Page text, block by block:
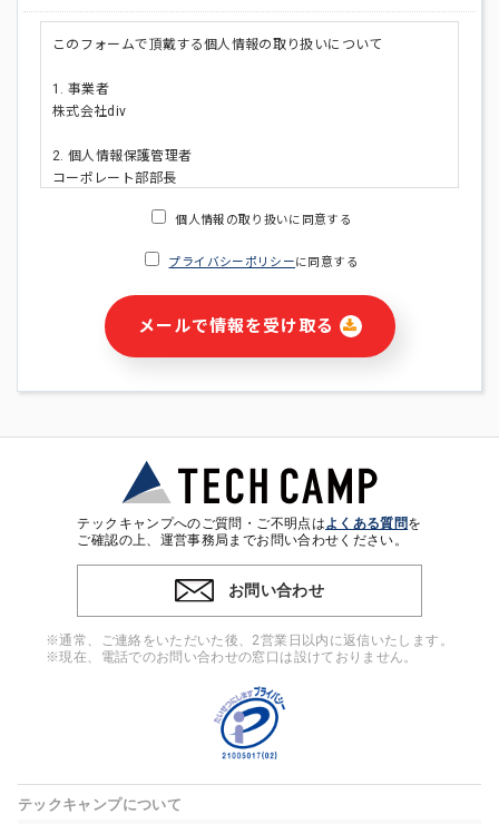
このフォームで頂戴する個人情報の取り扱いについて
1. 事業者
株式会社div
2. 個人情報保護管理者
コーポレート部部長
・ご請求された資料の送付のため
・本サービス及び本サービスに関連する情報(当社及び第三者の
サービス又は商品等の広告配信・宣伝を含みますが、それらに
・個人(法人の場合は担当者)を識別できない形式に加工した統
計情報の作成および利用
※上記の利用目的に基づいた本人への連絡及び配信について
4. 個人情報の第三者提供
ンをとるために、氏名等の一部の情報をサービス内で使用する
チャットツールで発信することにより、本サービスの他の利用
者等に提供することがあります。
当社は事業運営上、前項利用目的の範囲に限って個人情報を外
高い委託先を選定し、個人情報の適正管理・機密保持について
個人情報の取り扱いに同意する
プライバシーポリシーに同意する
メールで情報を受け取る
テックキャンプへのご質問・ご不明点はよくある質問を
ご確認の上、運営事務局までお問い合わせください。
お問い合わせ
※通常、ご連絡をいただいた後、2営業日以内に返信いたします。
※現在、電話でのお問い合わせの窓口は設けておりません。
テックキャンプについて